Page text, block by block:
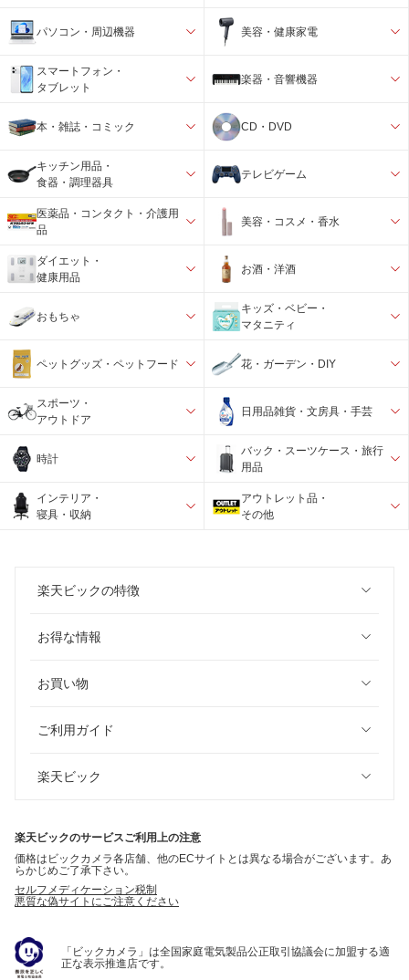
パソコン・周辺機器 美容・健康家電
スマートフォン・
タブレット
楽器・音響機器
本・雑誌・コミック CD・DVD
キッチン用品・
食器・調理器具
テレビゲーム
医薬品・コンタクト・介護用
品
美容・コスメ・香水
ダイエット・
健康用品
お酒・洋酒
おもちゃ
キッズ・ベビー・
マタニティ
ペットグッズ・ペットフード 花・ガーデン・DIY
スポーツ・
アウトドア
日用品雑貨・文房具・手芸
時計
バック・スーツケース・旅行
用品
インテリア・
寝具・収納
アウトレット品・
その他
楽天ビックの特徴
お得な情報
お買い物
ご利用ガイド
楽天ビック
楽天ビックのサービスご利用上の注意
価格はビックカメラ各店舗、他のECサイトとは異なる場合がございます。あ
らかじめご了承下さい。
セルフメディケーション税制
悪質な偽サイトにご注意ください
「ビックカメラ」は全国家庭電気製品公正取引協議会に加盟する適
正な表示推進店です。